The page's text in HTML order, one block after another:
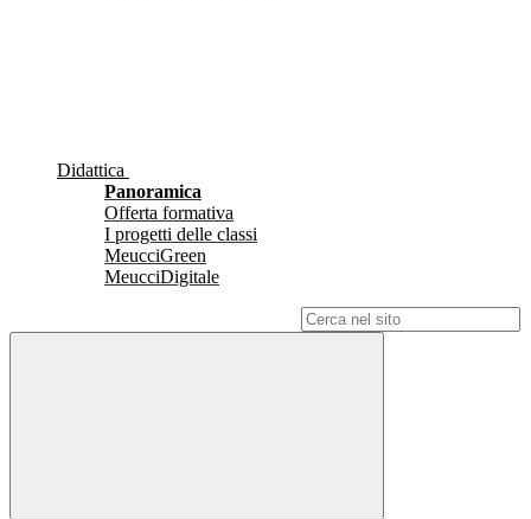
Didattica
Panoramica
Offerta formativa
I progetti delle classi
MeucciGreen
MeucciDigitale